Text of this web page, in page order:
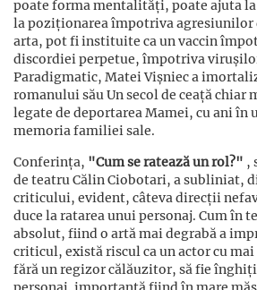
poate forma mentalități, poate ajuta
la poziționarea împotriva agresiunilor
arta, pot fi instituite ca un vaccin
discordiei perpetue, împotriva
Paradigmatic, Matei Vișniec a
romanului său Un secol de ceață chiar
legate de deportarea Mamei, cu ani în
memoria familiei sale.
Conferința, "Cum se ratează un rol?" ,
de teatru Călin Ciobotari, a subliniat,
criticului, evident, câteva direcții
duce la ratarea unui personaj. Cum în
absolut, fiind o artă mai degrabă a
criticul, există riscul ca un actor cu
fără un regizor călăuzitor, să fie